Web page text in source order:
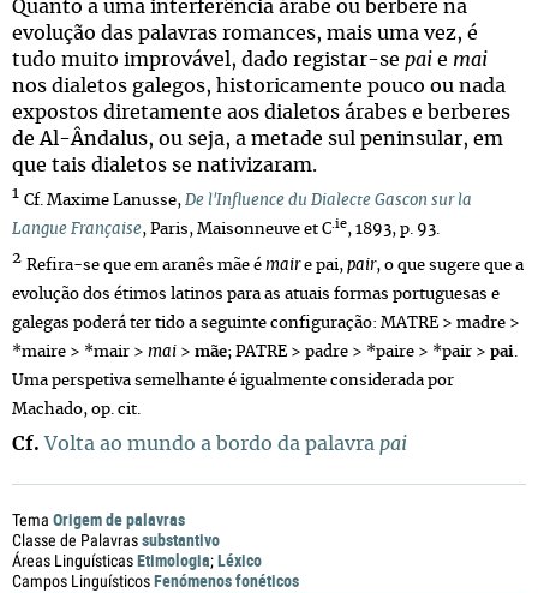
Quanto a uma interferência árabe ou berbere na
evolução das palavras romances, mais uma vez, é
tudo muito improvável, dado registar-se pai e mai
nos dialetos galegos, historicamente pouco ou nada
expostos diretamente aos dialetos árabes e berberes
de Al-Ândalus, ou seja, a metade sul peninsular, em
que tais dialetos se nativizaram.
1 Cf. Maxime Lanusse, De l'Influence du Dialecte Gascon sur la
Langue Française, Paris, Maisonneuve et C .ie, 1893, p. 93.
2 Refira-se que em aranês mãe é maire pai, pair, o que sugere que a
evolução dos étimos latinos para as atuais formas portuguesas e
galegas poderá ter tido a seguinte configuração: MATRE > madre >
*maire > *mair > mai > mãe; PATRE > padre > *paire > *pair > pai.
Uma perspetiva semelhante é igualmente considerada por
Machado, op. cit.
Cf. Volta ao mundo a bordo da palavra pai
Tema Origem de palavras
Classe de Palavrassubstantivo
Áreas LinguísticasEtimologia;Léxico
Campos LinguísticosFenómenos fonéticos